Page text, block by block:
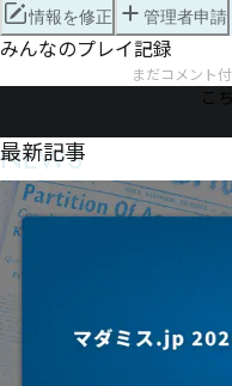
情報を修正 管理者申請
みんなのプレイ記録
まだコメント
こ
NEWS
最新記事